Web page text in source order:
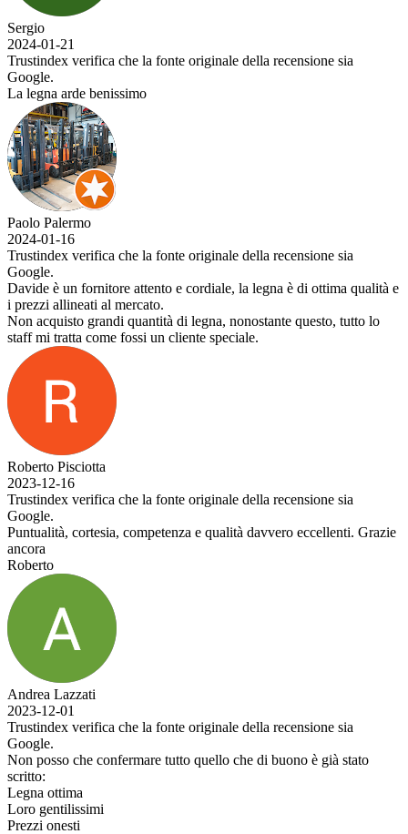
Sergio
2024-01-21
Trustindex verifica che la fonte originale della recensione sia
Google.
La legna arde benissimo
Paolo Palermo
2024-01-16
Trustindex verifica che la fonte originale della recensione sia
Google.
Davide è un fornitore attento e cordiale, la legna è di ottima qualità e
i prezzi allineati al mercato.
Non acquisto grandi quantità di legna, nonostante questo, tutto lo
staff mi tratta come fossi un cliente speciale.
Roberto Pisciotta
2023-12-16
Trustindex verifica che la fonte originale della recensione sia
Google.
Puntualità, cortesia, competenza e qualità davvero eccellenti. Grazie
ancora
Roberto
Andrea Lazzati
2023-12-01
Trustindex verifica che la fonte originale della recensione sia
Google.
Non posso che confermare tutto quello che di buono è già stato
scritto:
Legna ottima
Loro gentilissimi
Prezzi onesti